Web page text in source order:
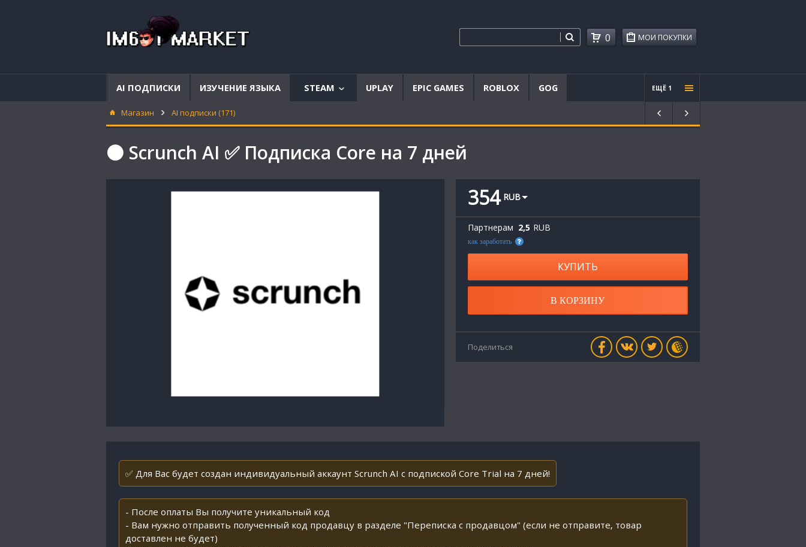
МОИ ПОКУПКИ
0
AI ПОДПИСКИ ИЗУЧЕНИЕ ЯЗЫКА STEAM
аккаунты
UPLAY EPIC GAMES ROBLOX GOG ЕЩЁ 1
Проче
е
Магазин AI подписки (171)
⚫ Scrunch AI ✅ Подписка Core на 7 дней
354 RUB
Партнерам 2,5 RUB
как заработать
КУПИТЬ
В КОРЗИНУ
Поделиться
✅ Для Вас будет создан индивидуальный аккаунт Scrunch AI с подпиской Core Trial на 7 дней!
- После оплаты Вы получите уникальный код
- Вам нужно отправить полученный код продавцу в разделе "Переписка с продавцом" (если не отправите, товар
доставлен не будет)